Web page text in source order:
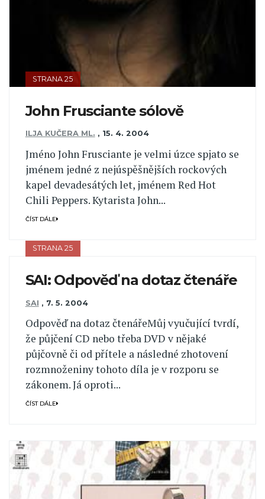
STRANA 25
John Frusciante sólově
ILJA KUČERA ML. , 15. 4. 2004
Jméno John Frusciante je velmi úzce spjato se
jménem jedné z nejúspěšnějších rockových
kapel devadesátých let, jménem Red Hot
Chili Peppers. Kytarista John...
ČÍST DÁLE
STRANA 25
SAI: Odpověď na dotaz čtenáře
SAI , 7. 5. 2004
Odpověď na dotaz čtenářeMůj vyučující tvrdí,
že půjčení CD nebo třeba DVD v nějaké
půjčovně či od přítele a následné zhotovení
rozmnoženiny tohoto díla je v rozporu se
zákonem. Já oproti...
ČÍST DÁLE